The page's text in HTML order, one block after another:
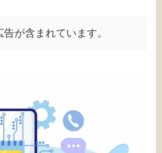
が含まれています。